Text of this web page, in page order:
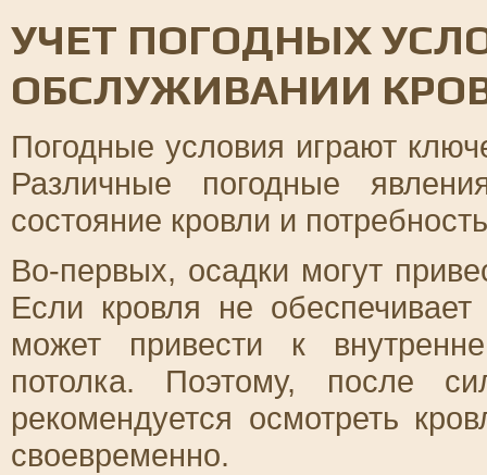
УЧЕТ ПОГОДНЫХ
ОБСЛУЖИВАНИИ
Погодные условия играют
Различные погодные
состояние кровли и
Во-первых, осадки могут
Если кровля не
может привести к
потолка. Поэтому, после
рекомендуется осмотреть
своевременно.